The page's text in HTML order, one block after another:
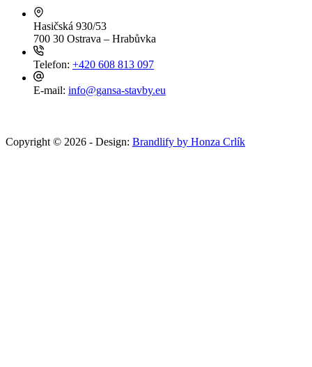
Hasičská 930/53
700 30 Ostrava – Hrabůvka
Telefon: +420 608 813 097
E-mail: info@gansa-stavby.eu
Copyright © 2026 - Design: Brandlify by Honza Crlík